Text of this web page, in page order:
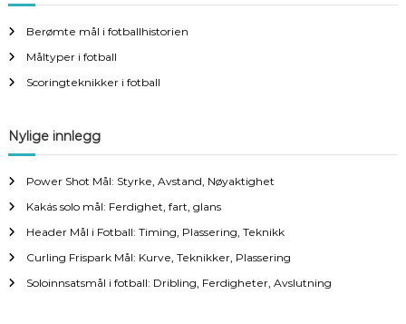
Berømte mål i fotballhistorien
Måltyper i fotball
Scoringteknikker i fotball
Nylige innlegg
Power Shot Mål: Styrke, Avstand, Nøyaktighet
Kakás solo mål: Ferdighet, fart, glans
Header Mål i Fotball: Timing, Plassering, Teknikk
Curling Frispark Mål: Kurve, Teknikker, Plassering
Soloinnsatsmål i fotball: Dribling, Ferdigheter, Avslutning